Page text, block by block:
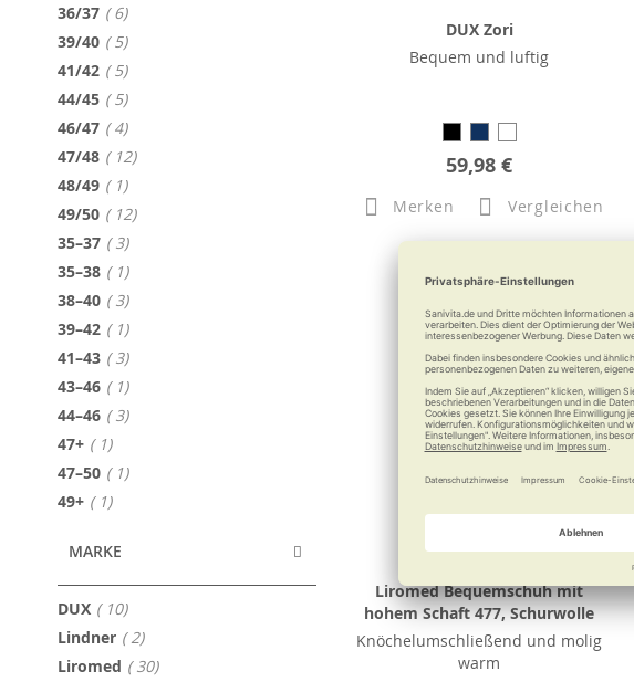
DUX Zori
Bequem und luftig
59,98 €
Merken Vergleichen
Liromed Bequemschuh mit
hohem Schaft 477, Schurwolle
Knöchelumschließend und molig
warm
36/37 6Artikel
39/40 5Artikel
41/42 5Artikel
44/45 5Artikel
46/47 4Artikel
47/48 12Artikel
48/49 1Artikel
49/50 12Artikel
35–37 3Artikel
35–38 1Artikel
38–40 3Artikel
39–42 1Artikel
41–43 3Artikel
43–46 1Artikel
44–46 3Artikel
47+ 1Artikel
47–50 1Artikel
49+ 1Artikel
MARKE
DUX 10Artikel
Lindner 2Artikel
Liromed 30Artikel